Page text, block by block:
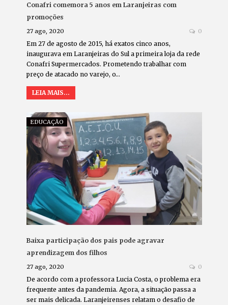
Conafri comemora 5 anos em Laranjeiras com
promoções
27 ago, 2020 0
Em 27 de agosto de 2015, há exatos cinco anos,
inaugurava em Laranjeiras do Sul a primeira loja da rede
Conafri Supermercados. Prometendo trabalhar com
preço de atacado no varejo, o…
LEIA MAIS...
EDUCAÇÃO
Baixa participação dos pais pode agravar
aprendizagem dos filhos
27 ago, 2020 0
De acordo com a professora Lucia Costa, o problema era
frequente antes da pandemia. Agora, a situação passa a
ser mais delicada. Laranjeirenses relatam o desafio de